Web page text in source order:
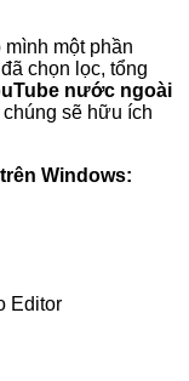
một phần
chọn lọc, tổng
nước ngoài
sẽ hữu ích
Windows:
Editor